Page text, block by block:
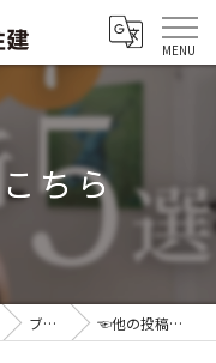
ちら
ブログ ☜他の投稿はこちら